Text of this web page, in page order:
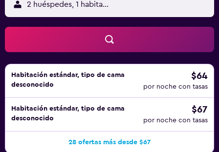
2 huéspedes, 1 habitación
Habitación estándar, tipo de cama
desconocido
$64
por noche con tasas
Habitación estándar, tipo de cama
desconocido
$67
por noche con tasas
28 ofertas más desde $67